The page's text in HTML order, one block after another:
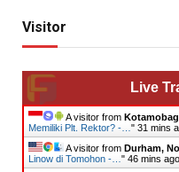
Visitor
Live
A visitor from
Memiliki Plt. Rektor? -… " 31 mins
A visitor from Durham,
Linow di Tomohon -… " 46 mins ago